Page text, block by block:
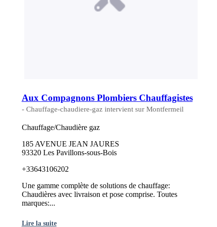
Aux Compagnons Plombiers Chauffagistes
- Chauffage-chaudiere-gaz intervient sur Montfermeil
Chauffage/Chaudière gaz
185 AVENUE JEAN JAURES
93320 Les Pavillons-sous-Bois
+33643106202
Une gamme complète de solutions de chauffage:
Chaudières avec livraison et pose comprise. Toutes
marques:...
Lire la suite